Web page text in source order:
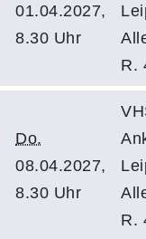
01.04.2027,
8.30 Uhr
R.
Do.
08.04.2027,
8.30 Uhr
R.